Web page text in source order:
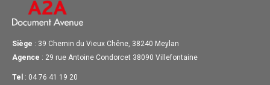
Siège : 39 Chemin du Vieux Chêne, 38240 Meylan
Agence : 29 rue Antoine Condorcet 38090 Villefontaine
Tel : 04 76 41 19 20